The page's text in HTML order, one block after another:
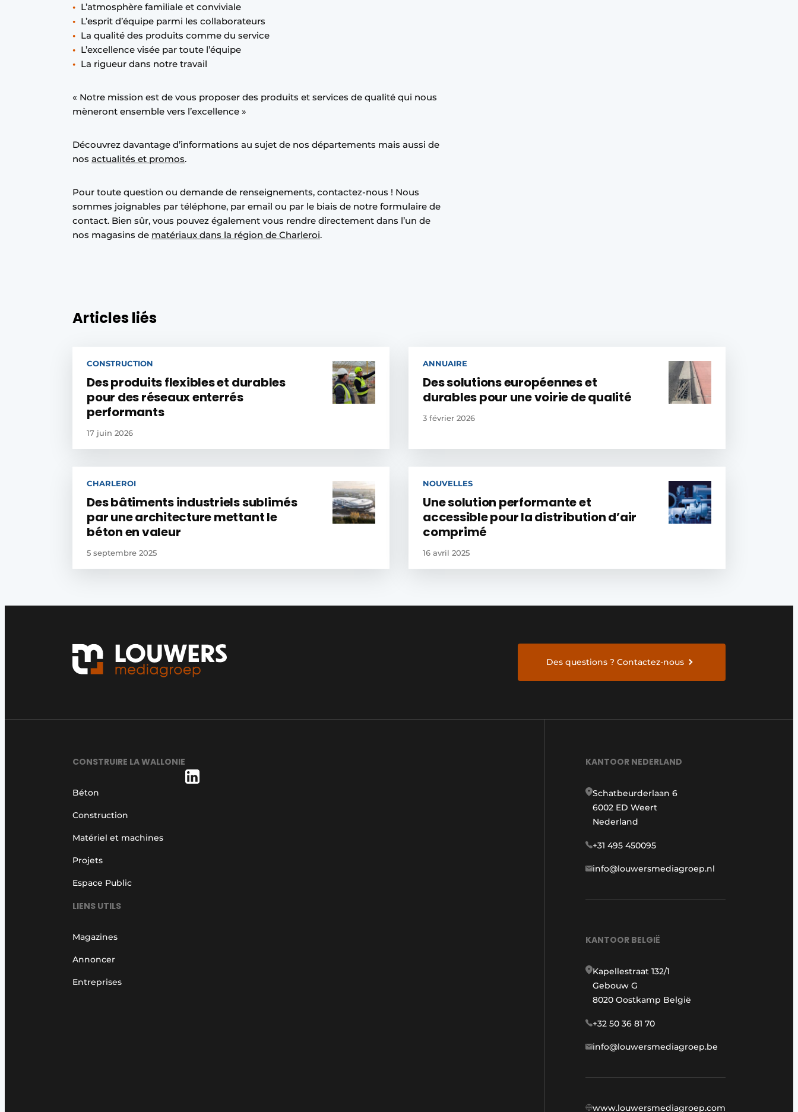
L’atmosphère familiale et conviviale
L’esprit d’équipe parmi les collaborateurs
La qualité des produits comme du service
L’excellence visée par toute l’équipe
La rigueur dans notre travail
« Notre mission est de vous proposer des produits et services de qualité qui nous
mèneront ensemble vers l’excellence »
Découvrez davantage d’informations au sujet de nos départements mais aussi de
nos actualités et promos.
Pour toute question ou demande de renseignements, contactez-nous ! Nous
sommes joignables par téléphone, par email ou par le biais de notre formulaire de
contact. Bien sûr, vous pouvez également vous rendre directement dans l’un de
nos magasins de matériaux dans la région de Charleroi.
Articles liés
CONSTRUCTION
Des produits flexibles et durables
pour des réseaux enterrés
performants
17 juin 2026
ANNUAIRE
Des solutions européennes et
durables pour une voirie de qualité
3 février 2026
CHARLEROI
Des bâtiments industriels sublimés
par une architecture mettant le
béton en valeur
5 septembre 2025
NOUVELLES
Une solution performante et
accessible pour la distribution d’air
comprimé
16 avril 2025
Des questions ? Contactez-nous
CONSTRUIRE LA WALLONIE
Béton
Construction
Matériel et machines
Projets
Espace Public
LIENS UTILS
Magazines
Annoncer
Entreprises
KANTOOR NEDERLAND
Schatbeurderlaan 6
6002 ED Weert
Nederland
+31 495 450095
info@louwersmediagroep.nl
KANTOOR BELGIË
Kapellestraat 132/1
Gebouw G
8020 Oostkamp België
+32 50 36 81 70
info@louwersmediagroep.be
www.louwersmediagroep.com